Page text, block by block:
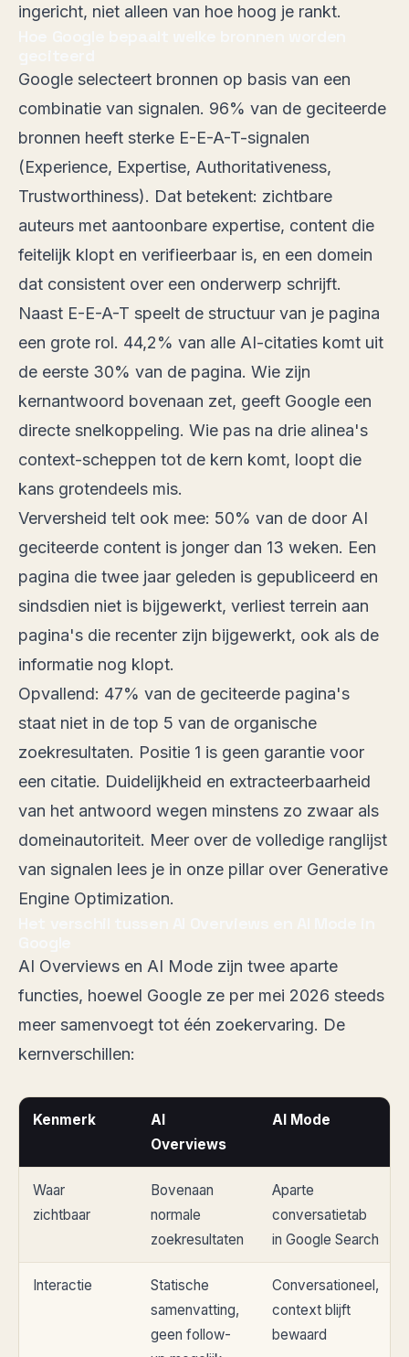
ingericht, niet alleen van hoe hoog je rankt.
Google selecteert bronnen op basis van een
combinatie van signalen. 96% van de geciteerde
bronnen heeft sterke E-E-A-T-signalen
(Experience, Expertise, Authoritativeness,
Trustworthiness). Dat betekent: zichtbare
auteurs met aantoonbare expertise, content die
feitelijk klopt en verifieerbaar is, en een domein
dat consistent over een onderwerp schrijft.
Naast E-E-A-T speelt de structuur van je pagina
een grote rol. 44,2% van alle AI-citaties komt uit
de eerste 30% van de pagina. Wie zijn
kernantwoord bovenaan zet, geeft Google een
directe snelkoppeling. Wie pas na drie alinea's
context-scheppen tot de kern komt, loopt die
kans grotendeels mis.
Verversheid telt ook mee: 50% van de door AI
geciteerde content is jonger dan 13 weken. Een
pagina die twee jaar geleden is gepubliceerd en
sindsdien niet is bijgewerkt, verliest terrein aan
pagina's die recenter zijn bijgewerkt, ook als de
informatie nog klopt.
Opvallend: 47% van de geciteerde pagina's
staat niet in de top 5 van de organische
zoekresultaten. Positie 1 is geen garantie voor
een citatie. Duidelijkheid en extracteerbaarheid
van het antwoord wegen minstens zo zwaar als
domeinautoriteit. Meer over de volledige ranglijst
van signalen lees je in onze pillar over Generative
Engine Optimization.
AI Overviews en AI Mode zijn twee aparte
functies, hoewel Google ze per mei 2026 steeds
meer samenvoegt tot één zoekervaring. De
kernverschillen:
Kenmerk
AI
Overviews
AI Mode
Waar
zichtbaar
Bovenaan
normale
zoekresultaten
Aparte
conversatietab
in Google Search
Interactie
Statische
samenvatting,
geen follow-
Conversationeel,
context blijft
bewaard